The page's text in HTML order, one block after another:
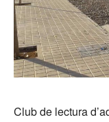
Club de lectura